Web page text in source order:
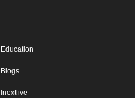
Education
Blogs
Inextlive